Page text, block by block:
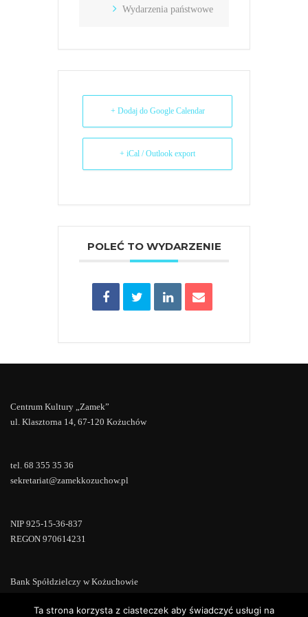
Wydarzenia państwowe
+ Dodaj do Google Calendar
+ iCal / Outlook export
POLEĆ TO WYDARZENIE
Centrum Kultury „Zamek”
ul. Klasztorna 14, 67-120 Kożuchów
tel. 68 355 35 36
sekretariat@zamekkozuchow.pl
NIP 925-15-36-837
REGON 970614231
Bank Spółdzielczy w Kożuchowie
Ta strona korzysta z ciasteczek aby świadczyć usługi na